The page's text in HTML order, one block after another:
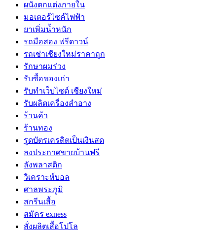
ผนังตกแต่งภายใน
มอเตอร์ไซค์ไฟฟ้า
ยาเพิ่มน้ำหนัก
รถมือสอง ฟรีดาวน์
รถเช่าเชียงใหม่ราคาถูก
รักษาผมร่วง
รับซื้อของเก่า
รับทำเว็บไซต์ เชียงใหม่
รับผลิตเครื่องสำอาง
ร้านค้า
ร้านทอง
รูดบัตรเครดิตเป็นเงินสด
ลงประกาศขายบ้านฟรี
ลังพลาสติก
วิเคราะห์บอล
ศาลพระภูมิ
สกรีนเสื้อ
สมัคร exness
สั่งผลิตเสื้อโปโล